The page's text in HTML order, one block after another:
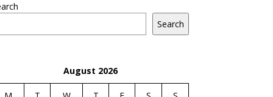
Search
August 2026